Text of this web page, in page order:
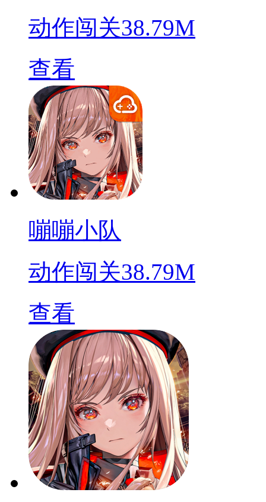
动作闯关38.79M
查看
嘣嘣小队
动作闯关38.79M
查看